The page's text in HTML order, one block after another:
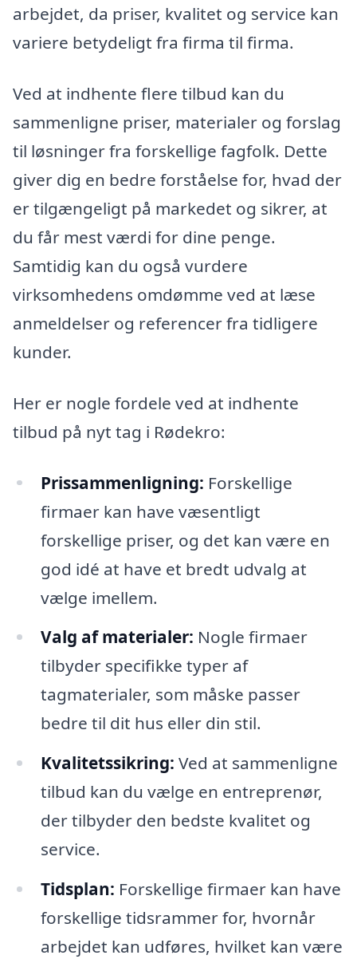
arbejdet, da priser, kvalitet og service kan
variere betydeligt fra firma til firma.
Ved at indhente flere tilbud kan du
sammenligne priser, materialer og forslag
til løsninger fra forskellige fagfolk. Dette
giver dig en bedre forståelse for, hvad der
er tilgængeligt på markedet og sikrer, at
du får mest værdi for dine penge.
Samtidig kan du også vurdere
virksomhedens omdømme ved at læse
anmeldelser og referencer fra tidligere
kunder.
Her er nogle fordele ved at indhente
tilbud på nyt tag i Rødekro:
Prissammenligning: Forskellige
firmaer kan have væsentligt
forskellige priser, og det kan være en
god idé at have et bredt udvalg at
vælge imellem.
Valg af materialer: Nogle firmaer
tilbyder specifikke typer af
tagmaterialer, som måske passer
bedre til dit hus eller din stil.
Kvalitetssikring: Ved at sammenligne
tilbud kan du vælge en entreprenør,
der tilbyder den bedste kvalitet og
service.
Tidsplan: Forskellige firmaer kan have
forskellige tidsrammer for, hvornår
arbejdet kan udføres, hvilket kan være